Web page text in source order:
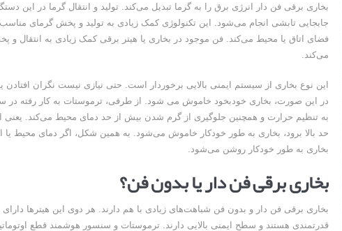
بخاری برقی فن دار انرژی برق را به گرما تبدیل می‌کند. تولید و انتقال گرما در این
جابجایی تابشی انجام می‌شود. این تکنولوژی کمک زیادی به تولید و پخش گرمای
فضای اتاق یا محیط می‌کند. فن موجود در بخاری یا هیتر برقی کمک زیادی به انتقال و
می‌کند.
این نوع بخاری از سیستم ایمنی بالایی برخوردار است. حتی نیازی نیست نگران افتادن
در این صورت، بخاری خودبخود خاموش می شود. از طرفی، ترموستات به کار رفته در
به تنظیم حرارت و همچنین جلوگیری از گرم شدن بیش از حد دمای محیط می‌کند. یعنی
حد بالا برود، بخاری به طور خودکار خاموش می‌شود. به همین شکل، اگر دمای محیط یا
بخاری به طور خودکار روشن می‌شود.
بخاری برقی فن دار یا بدون فن؟
بخاری برقی فن دار و بدون فن شباهت‌های زیادی با هم دارند. هر دوی این هیترها
قدرتمندی هستند و سطح ایمنی بالایی دارند. ترموستات و سنسور هوشمند قطع